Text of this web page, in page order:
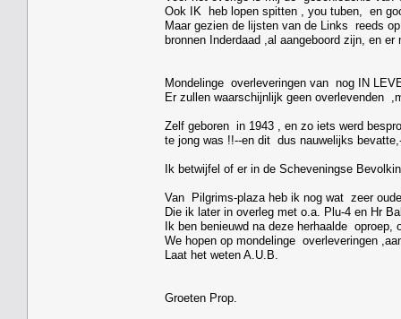
Ook IK heb lopen spitten , you tuben, en
Maar gezien de lijsten van de Links reeds
bronnen Inderdaad ,al aangeboord zijn, en
Mondelinge overleveringen van nog IN
Er zullen waarschijnlijk geen overlevenden
Zelf geboren in 1943 , en zo iets werd
te jong was !!--en dit dus nauwelijks
Ik betwijfel of er in de Scheveningse
Van Pilgrims-plaza heb ik nog wat zeer
Die ik later in overleg met o.a. Plu-4 en Hr
Ik ben benieuwd na deze herhaalde
We hopen op mondelinge overleveringen
Laat het weten A.U.B.
Groeten Prop.